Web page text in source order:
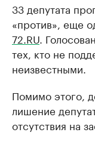
33 депутата
«против», еще
72.RU.
тех, кто не
неизвестными.
Помимо этого,
лишение
отсутствия на